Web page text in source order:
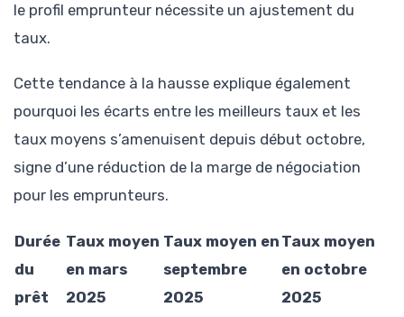
le profil emprunteur nécessite un ajustement du
taux.
Cette tendance à la hausse explique également
pourquoi les écarts entre les meilleurs taux et les
taux moyens s’amenuisent depuis début octobre,
signe d’une réduction de la marge de négociation
pour les emprunteurs.
Durée
du
prêt
Taux moyen
en mars
2025
Taux moyen en
septembre
2025
Taux moyen
en octobre
2025